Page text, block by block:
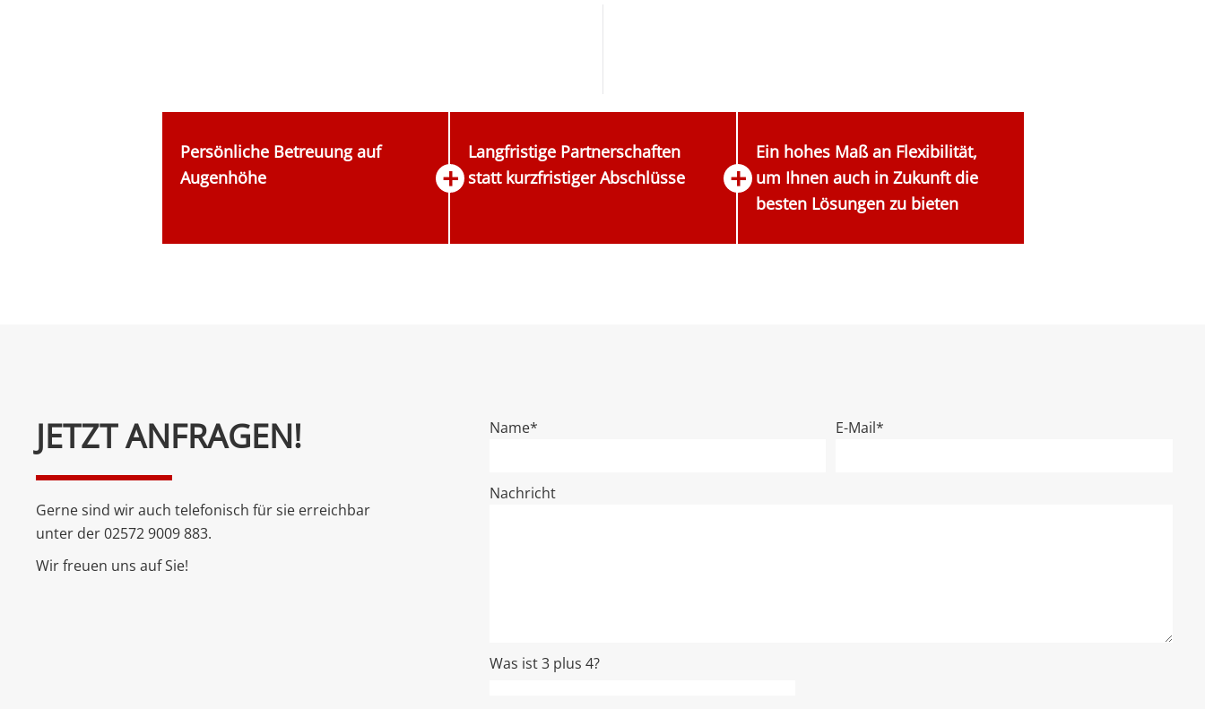
Persönliche Betreuung auf
Augenhöhe
Langfristige Partnerschaften
statt kurzfristiger Abschlüsse
Ein hohes Maß an Flexibilität,
um Ihnen auch in Zukunft die
besten Lösungen zu bieten
lasse
leer.
JETZT ANFRAGEN!
Gerne sind wir auch telefonisch für sie erreichbar
unter der 02572 9009 883.
Wir freuen uns auf Sie!
Name* E-Mail*
Nachricht
Was ist 3 plus 4?